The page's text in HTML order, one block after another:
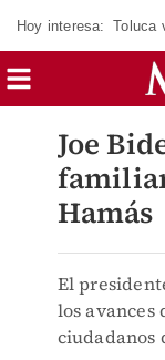
Hoy interesa: Toluca
Joe
Hamás
El
los avances
ciudadanos